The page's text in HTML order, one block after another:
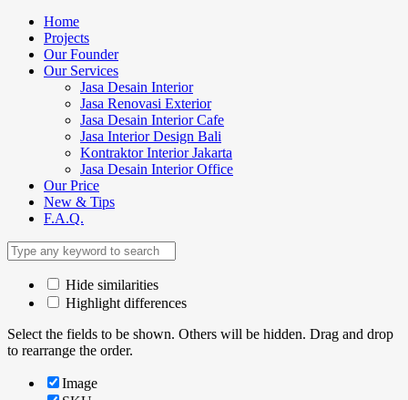
Home
Projects
Our Founder
Our Services
Jasa Desain Interior
Jasa Renovasi Exterior
Jasa Desain Interior Cafe
Jasa Interior Design Bali
Kontraktor Interior Jakarta
Jasa Desain Interior Office
Our Price
New & Tips
F.A.Q.
Hide similarities
Highlight differences
Select the fields to be shown. Others will be hidden. Drag and drop
to rearrange the order.
Image